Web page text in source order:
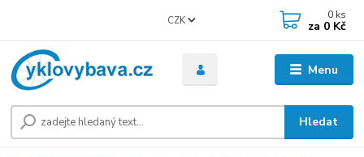
Menu
CZK
Hledat
0 ks
za 0 Kč